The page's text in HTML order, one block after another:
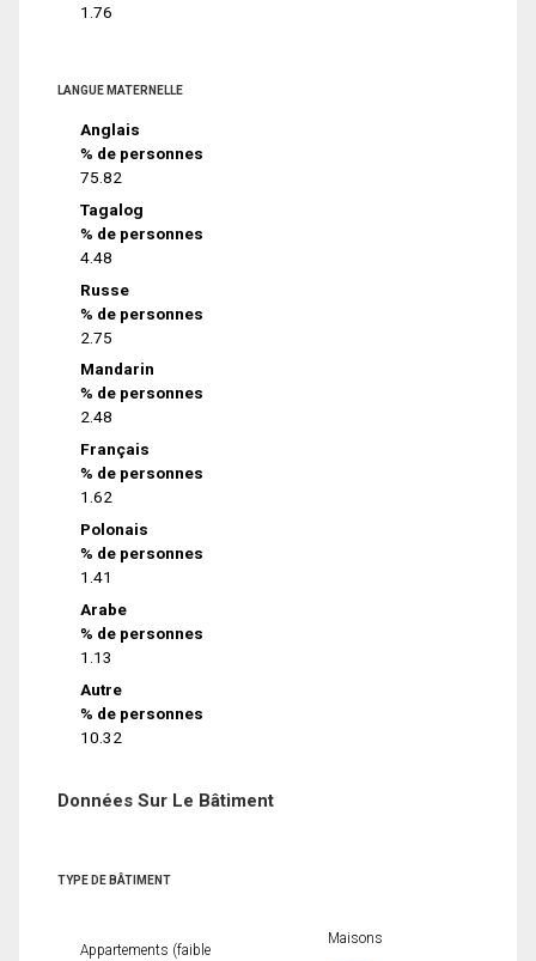
1.76
LANGUE MATERNELLE
Anglais
% de personnes
75.82
Tagalog
% de personnes
4.48
Russe
% de personnes
2.75
Mandarin
% de personnes
2.48
Français
% de personnes
1.62
Polonais
% de personnes
1.41
Arabe
% de personnes
1.13
Autre
% de personnes
10.32
Données Sur Le Bâtiment
TYPE DE BÂTIMENT
Appartements (faible
Maisons